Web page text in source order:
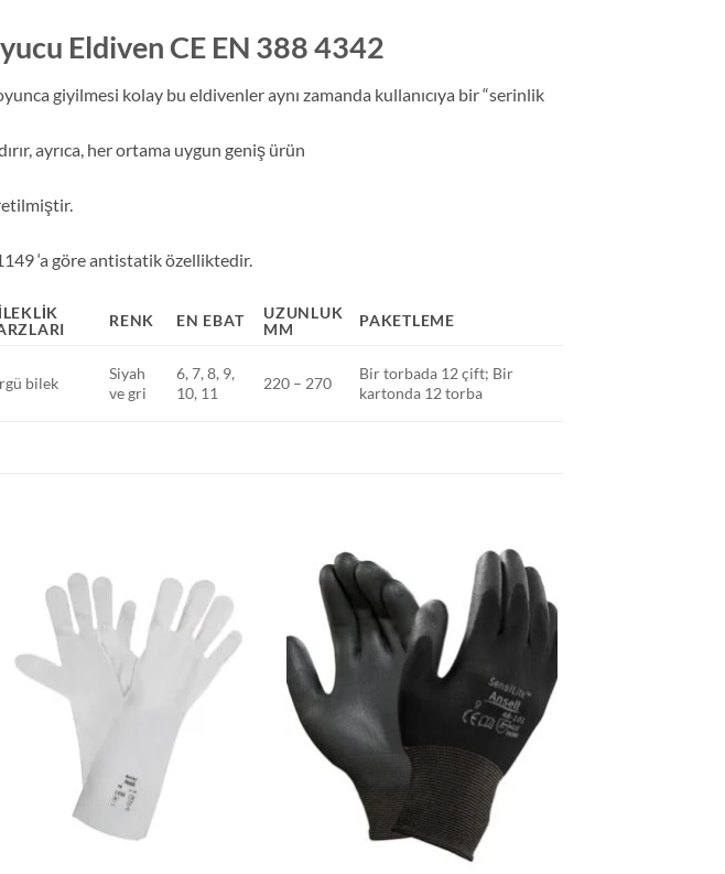
Eldiven CE EN 388 4342
giyilmesi kolay bu eldivenler aynı zamanda kullanıcıya bir “serinlik
ayrıca, her ortama uygun geniş ürün
‘a göre antistatik özelliktedir.
RENK EN EBAT
UZUNLUK
MM
PAKETLEME
bilek
Siyah
ve gri
6, 7, 8, 9,
10, 11
220 – 270
Bir torbada 12 çift; Bir
kartonda 12 torba